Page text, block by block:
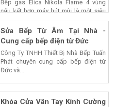
Bếp gas Elica Nikola Flame 4 vùng
nấu kết hợp máy hút mùi là một siêu
phẩm của...
Sửa Bếp Từ Âm Tại Nhà -
Cung cấp bếp điện từ Đức
Công Ty TNHH Thiết Bị Nhà Bếp Tuấn
Phát chuyên cung cấp bếp điện từ
Đức và...
Khóa Cửa Vân Tay Kính Cường